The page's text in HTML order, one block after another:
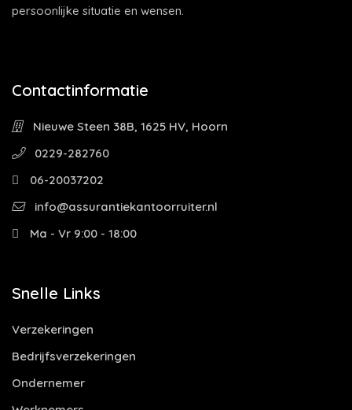
persoonlijke situatie en wensen.
Contactinformatie
Nieuwe Steen 38B, 1625 HV, Hoorn
0229-282760
06-20037202
info@assurantiekantoorruiter.nl
Ma - Vr 9:00 - 18:00
Snelle Links
Verzekeringen
Bedrijfsverzekeringen
Ondernemer